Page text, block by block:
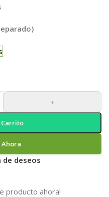
+
deseos
producto ahora!